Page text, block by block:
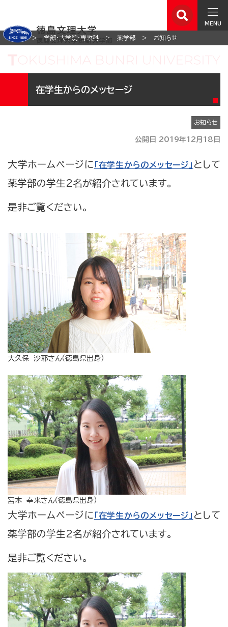
MENU
ホーム 学部・大学院・専攻科 薬学部 お知らせ
在学生からのメッセージ
お知らせ
公開日 2019年12月18日
大学ホームページに 「在学生からのメッセージ」 として
薬学部の学生2名が紹介されています。
是非ご覧ください。
大久保 沙耶さん（徳島県出身）
宮本 幸来さん（徳島県出身）
大学ホームページに 「在学生からのメッセージ」 として
薬学部の学生2名が紹介されています。
是非ご覧ください。